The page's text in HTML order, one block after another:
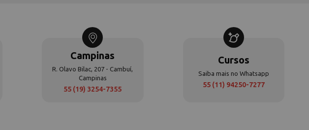
Campinas
R. Olavo Bilac, 207 - Cambuí,
Campinas
55 (19) 3254-7355
Cursos
Saiba mais no Whatsapp
55 (11) 94250-7277